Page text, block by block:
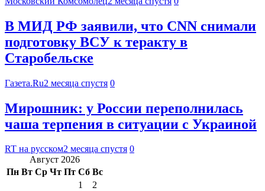
В МИД РФ заявили, что CNN снимали
подготовку ВСУ к теракту в
Старобельске
Газета.Ru2 месяца спустя 0
Мирошник: у России переполнилась
чаша терпения в ситуации с Украиной
RT на русском2 месяца спустя 0
Август 2026
Пн Вт Ср Чт Пт Сб Вс
1
2